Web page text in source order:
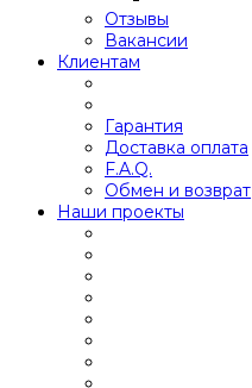
Отзывы
Вакансии
Клиентам
Гарантия
Доставка оплата
F.A.Q.
Обмен и возврат
Наши проекты